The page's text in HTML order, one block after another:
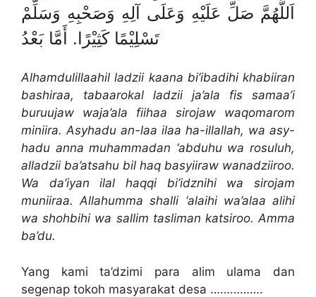
اَللَّهُمَّ صَلِّ عَلَيْهِ وَعَلَى آلِهِ وَصَحْبِهِ وَسَلِّمْ
تَسْلِيْمًا كَثِيْرًا. أَمَّا بَعْدُ
Alhamdulillaahil ladzii kaana bi’ibadihi khabiiran
bashiraa, tabaarokal ladzii ja’ala fis samaa’i
buruujaw waja’ala fiihaa sirojaw waqomarom
miniira. Asyhadu an-laa ilaa ha-illallah, wa asy-
hadu anna muhammadan ‘abduhu wa rosuluh,
alladzii ba’atsahu bil haq basyiiraw wanadziiroo.
Wa da’iyan ilal haqqi bi’idznihi wa sirojam
muniiraa. Allahumma shalli ‘alaihi wa’alaa alihi
wa shohbihi wa sallim tasliman katsiroo. Amma
ba’du.
Yang kami ta’dzimi para alim ulama dan
segenap tokoh masyarakat desa …………….